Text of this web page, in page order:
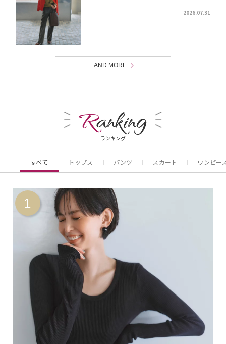
2026.07.31
AND MORE
Ranking
ランキング
すべて トップス パンツ スカート ワンピー